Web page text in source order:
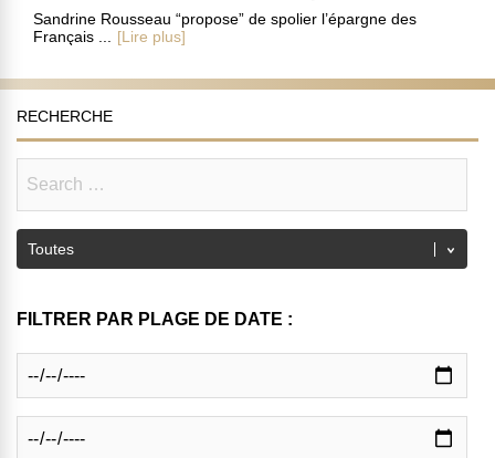
Sandrine Rousseau “propose” de spolier l’épargne des
Français ...
[Lire plus]
RECHERCHE
FILTRER PAR PLAGE DE DATE :